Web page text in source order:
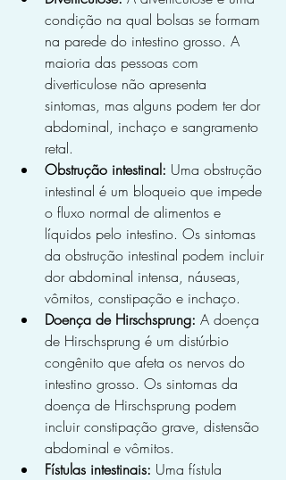
condição na qual bolsas se formam
na parede do intestino grosso. A
maioria das pessoas com
diverticulose não apresenta
sintomas, mas alguns podem ter dor
abdominal, inchaço e sangramento
retal.
Obstrução intestinal: Uma obstrução
intestinal é um bloqueio que impede
o fluxo normal de alimentos e
líquidos pelo intestino. Os sintomas
da obstrução intestinal podem incluir
dor abdominal intensa, náuseas,
vômitos, constipação e inchaço.
Doença de Hirschsprung: A doença
de Hirschsprung é um distúrbio
congênito que afeta os nervos do
intestino grosso. Os sintomas da
doença de Hirschsprung podem
incluir constipação grave, distensão
abdominal e vômitos.
Fístulas intestinais: Uma fístula